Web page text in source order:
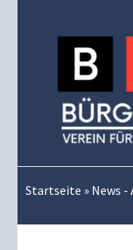
Startseite » News